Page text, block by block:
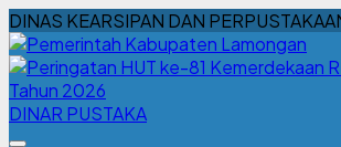
DINAS KEARSIPAN DAN
DINAR PUSTAKA